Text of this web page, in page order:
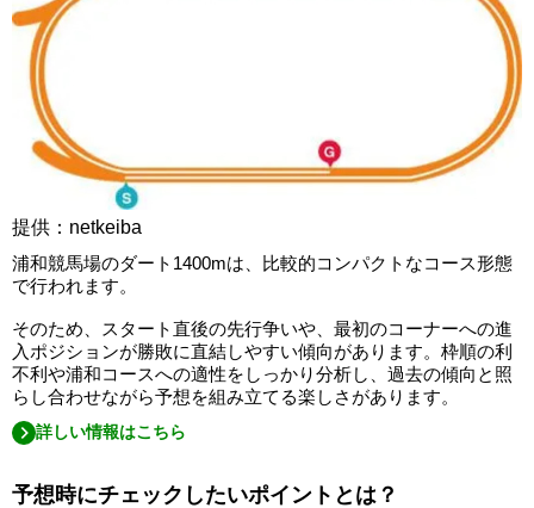
提供：netkeiba
浦和競馬場のダート1400mは、比較的コンパクトなコース形態
で行われます。
そのため、スタート直後の先行争いや、最初のコーナーへの進
入ポジションが勝敗に直結しやすい傾向があります。枠順の利
不利や浦和コースへの適性をしっかり分析し、過去の傾向と照
らし合わせながら予想を組み立てる楽しさがあります。
詳しい情報はこちら
予想時にチェックしたいポイントとは？